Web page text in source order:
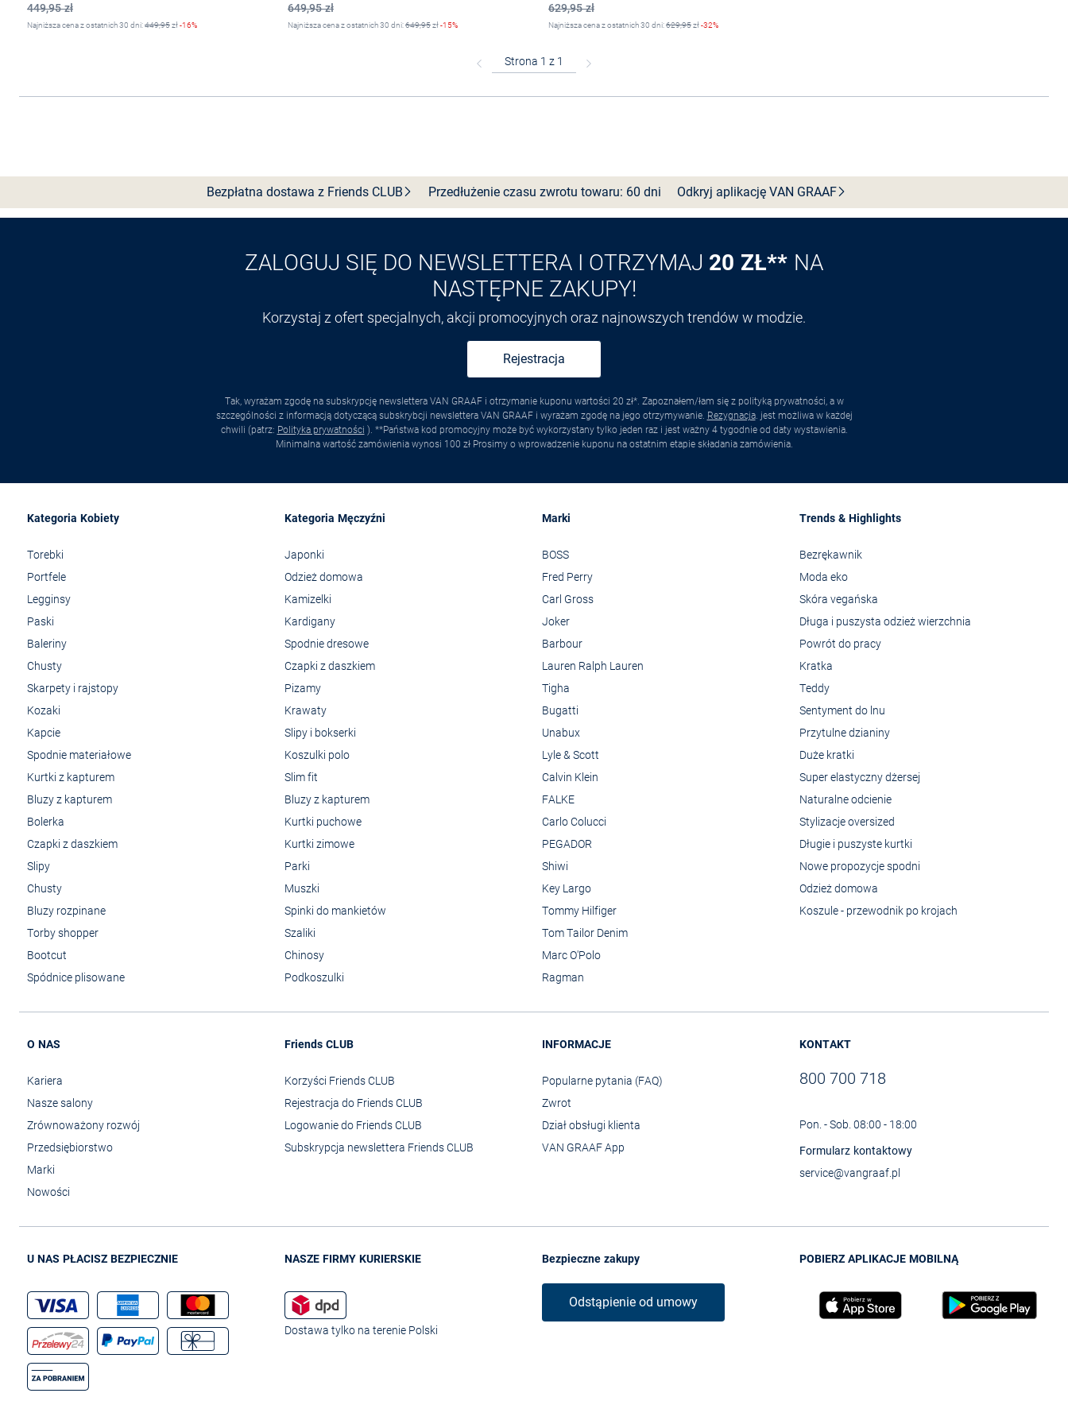
449,95 zł
Najniższa cena z ostatnich 30 dni:449,95zł-16%
Wybierz rozmiar
649,95 zł
Najniższa cena z ostatnich 30 dni:649,95zł-15%
Wybierz rozmiar
629,95 zł
Najniższa cena z ostatnich 30 dni:629,95zł-32%
Wybierz rozmiar
Bezpłatna dostawa z FriendsCLUB Przedłużenie czasu zwrotu towaru: 60 dni Odkryj aplikację VAN GRAAF
ZALOGUJ SIĘ DO NEWSLETTERA I OTRZYMAJ 20 ZŁ** NA
NASTĘPNE ZAKUPY!
Korzystaj z ofert specjalnych, akcji promocyjnych oraz najnowszych trendów w modzie.
Rejestracja
Tak, wyrażam zgodę na subskrypcję newslettera VAN GRAAF i otrzymanie kuponu wartości 20 zł*. Zapoznałem/łam się z polityką prywatności, a w
szczególności z informacją dotyczącą subskrybcji newslettera VAN GRAAF i wyrażam zgodę na jego otrzymywanie. Rezygnacja. jest możliwa w każdej
chwili (patrz: Polityka prywatności ). **Państwa kod promocyjny może być wykorzystany tylko jeden raz i jest ważny 4 tygodnie od daty wystawienia.
Minimalna wartość zamówienia wynosi 100 zł Prosimy o wprowadzenie kuponu na ostatnim etapie składania zamówienia.
Kategoria Kobiety
Torebki
Portfele
Legginsy
Paski
Baleriny
Chusty
Skarpety i rajstopy
Kozaki
Kapcie
Spodnie materiałowe
Kurtki z kapturem
Bluzy z kapturem
Bolerka
Czapki z daszkiem
Slipy
Chusty
Bluzy rozpinane
Torby shopper
Bootcut
Spódnice plisowane
Kategoria Męczyźni
Japonki
Odzież domowa
Kamizelki
Kardigany
Spodnie dresowe
Czapki z daszkiem
Pizamy
Krawaty
Slipy i bokserki
Koszulki polo
Slim fit
Bluzy z kapturem
Kurtki puchowe
Kurtki zimowe
Parki
Muszki
Spinki do mankietów
Szaliki
Chinosy
Podkoszulki
Marki
BOSS
Fred Perry
Carl Gross
Joker
Barbour
Lauren Ralph Lauren
Tigha
Bugatti
Unabux
Lyle & Scott
Calvin Klein
FALKE
Carlo Colucci
PEGADOR
Shiwi
Key Largo
Tommy Hilfiger
Tom Tailor Denim
Marc O'Polo
Ragman
Trends & Highlights
Bezrękawnik
Moda eko
Skóra vegańska
Długa i puszysta odzież wierzchnia
Powrót do pracy
Kratka
Teddy
Sentyment do lnu
Przytulne dzianiny
Duże kratki
Super elastyczny dżersej
Naturalne odcienie
Stylizacje oversized
Długie i puszyste kurtki
Nowe propozycje spodni
Odzież domowa
Koszule - przewodnik po krojach
O NAS
Kariera
Nasze salony
Zrównoważony rozwój
Przedsiębiorstwo
Marki
Nowości
Friends CLUB
Korzyści Friends CLUB
Rejestracja do Friends CLUB
Logowanie do Friends CLUB
Subskrypcja newslettera Friends CLUB
INFORMACJE
Popularne pytania (FAQ)
Zwrot
Dział obsługi klienta
VAN GRAAF App
KONTAKT
800 700 718
Pon. - Sob. 08:00 - 18:00
Formularz kontaktowy
service@vangraaf.pl
U NAS PŁACISZ BEZPIECZNIE NASZE FIRMY KURIERSKIE
Dostawa tylko na terenie Polski
Bezpieczne zakupy
Odstąpienie od umowy
POBIERZ APLIKACJE MOBILNĄ